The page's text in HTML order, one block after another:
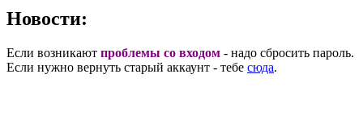
Новости:
Если возникают проблемы со входом - надо сбросить пароль.
Если нужно вернуть старый аккаунт - тебе сюда.